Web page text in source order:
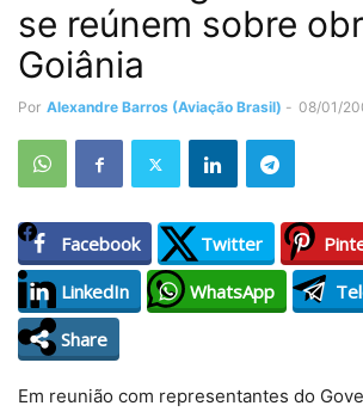
se reúnem sobre
Goiânia
Por Alexandre Barros (Aviação Brasil) - 08/01/
Facebook Twitter
LinkedIn
WhatsApp
Share
Em reunião com representantes do